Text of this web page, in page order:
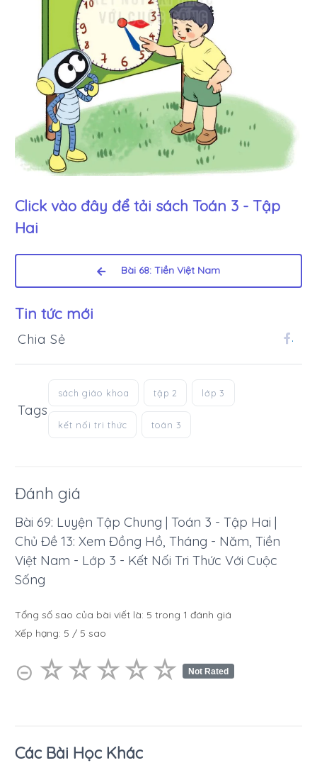
Click vào đây để tải sách Toán 3 - Tập
Hai
Bài 68: Tiền Việt Nam
Tin tức mới
Chia Sẻ .
Tags
sách giáo khoa tập 2 lớp 3
kết nối tri thức toán 3
Đánh giá
Bài 69: Luyện Tập Chung | Toán 3 - Tập Hai |
Chủ Đề 13: Xem Đồng Hồ, Tháng - Năm, Tiền
Việt Nam - Lớp 3 - Kết Nối Tri Thức Với Cuộc
Sống
Tổng số sao của bài viết là: 5 trong 1 đánh giá
Xếp hạng: 5 / 5 sao
⊝ ☆☆☆☆☆
★★★★★ Not Rated
Các Bài Học Khác